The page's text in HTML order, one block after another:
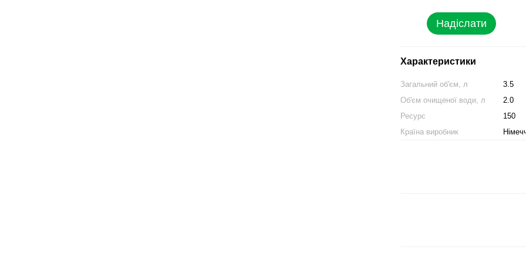
Надіслати
Характеристики
Загальний об'єм, л
3.5
Об'єм очищеної води, л
2.0
Ресурс
150
Країна виробник